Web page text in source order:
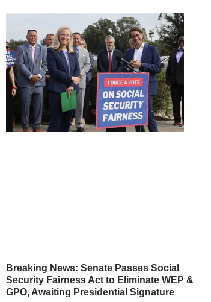
Breaking News: Senate Passes Social
Security Fairness Act to Eliminate WEP &
GPO, Awaiting Presidential Signature